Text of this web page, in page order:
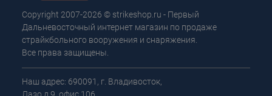
Copyright 2007-2026 © strikeshop.ru - Первый
Дальневосточный интернет магазин по продаже
страйкбольного вооружения и снаряжения.
Все права защищены.
Наш адрес: 690091, г. Владивосток,